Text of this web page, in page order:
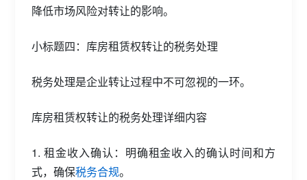
降低市场风险对转让的影响。
小标题四：库房租赁权转让的税务处理
税务处理是企业转让过程中不可忽视的一环。
库房租赁权转让的税务处理详细内容
1. 租金收入确认：明确租金收入的确认时间和方
式，确保税务合规。